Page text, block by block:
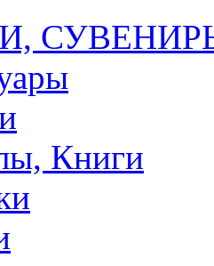
Книги